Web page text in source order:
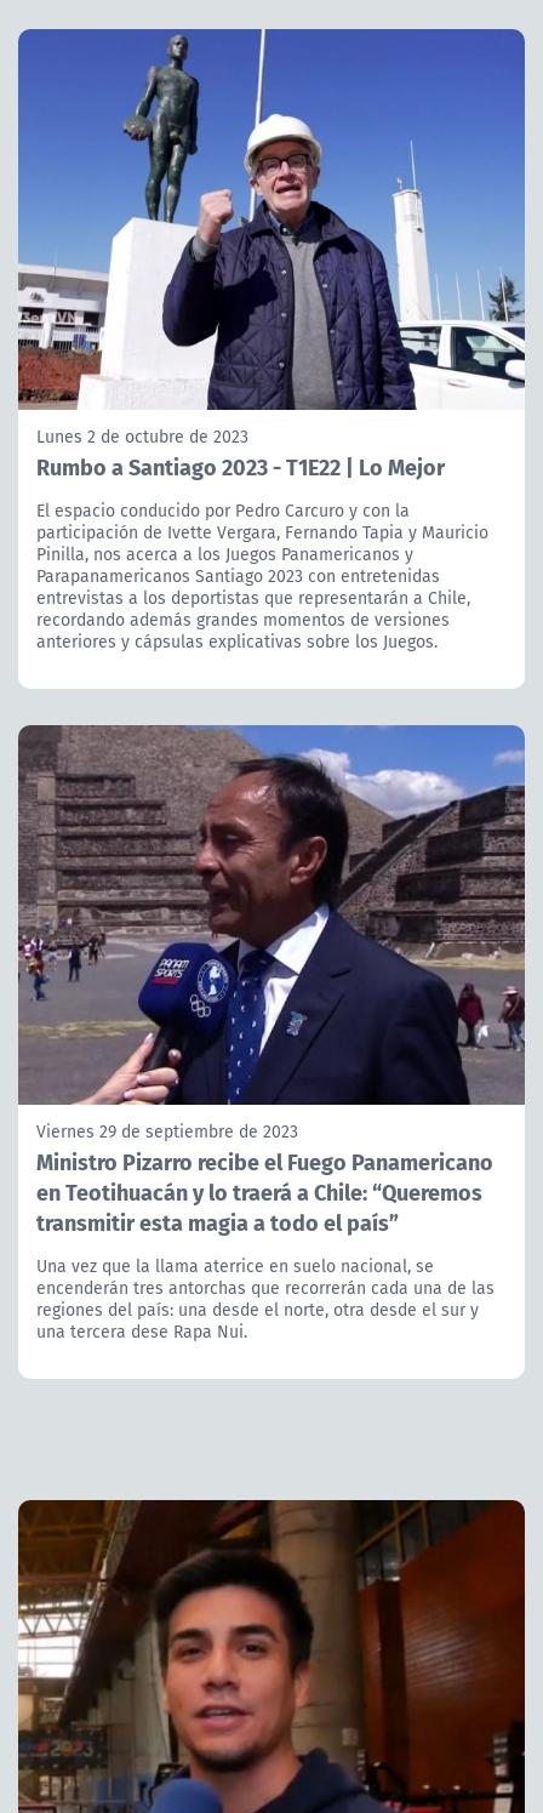
Lunes 2 de octubre de 2023
Rumbo a Santiago 2023 - T1E22 | Lo Mejor
El espacio conducido por Pedro Carcuro y con la
participación de Ivette Vergara, Fernando Tapia y Mauricio
Pinilla, nos acerca a los Juegos Panamericanos y
Parapanamericanos Santiago 2023 con entretenidas
entrevistas a los deportistas que representarán a Chile,
recordando además grandes momentos de versiones
anteriores y cápsulas explicativas sobre los Juegos.
Viernes 29 de septiembre de 2023
Ministro Pizarro recibe el Fuego Panamericano
en Teotihuacán y lo traerá a Chile: “Queremos
transmitir esta magia a todo el país”
Una vez que la llama aterrice en suelo nacional, se
encenderán tres antorchas que recorrerán cada una de las
regiones del país: una desde el norte, otra desde el sur y
una tercera dese Rapa Nui.